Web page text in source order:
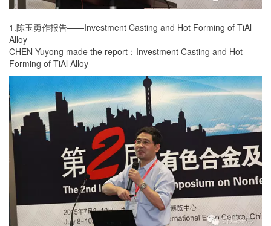
1.陈玉勇作报告——Investment Casting and Hot Forming of TiAl
Alloy
CHEN Yuyong made the report：Investment Casting and Hot
Forming of TiAl Alloy